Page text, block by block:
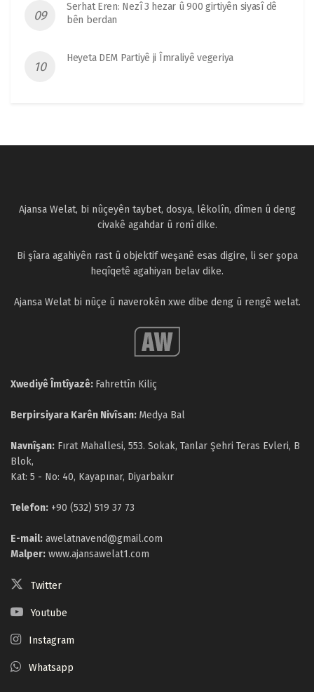
Serhat Eren: Nezî 3 hezar û 900 girtiyên siyasî dê
bên berdan
Heyeta DEM Partiyê ji Îmraliyê vegeriya
Ajansa Welat, bi nûçeyên taybet, dosya, lêkolîn, dîmen û deng
civakê agahdar û ronî dike.
Bi şîara agahiyên rast û objektif weşanê esas digire, li ser şopa
heqîqetê agahiyan belav dike.
Ajansa Welat bi nûçe û naverokên xwe dibe deng û rengê welat.
Xwediyê Îmtîyazê: Fahrettîn Kiliç
Berpirsiyara Karên Nivîsan: Medya Bal
Navnîşan: Fırat Mahallesi, 553. Sokak, Tanlar Şehri Teras Evleri, B
Blok,
Kat: 5 - No: 40, Kayapınar, Diyarbakır
Telefon: +90 (532) 519 37 73
E-mail: awelatnavend@gmail.com
Malper: www.ajansawelat1.com
Twitter
Youtube
Instagram
Whatsapp